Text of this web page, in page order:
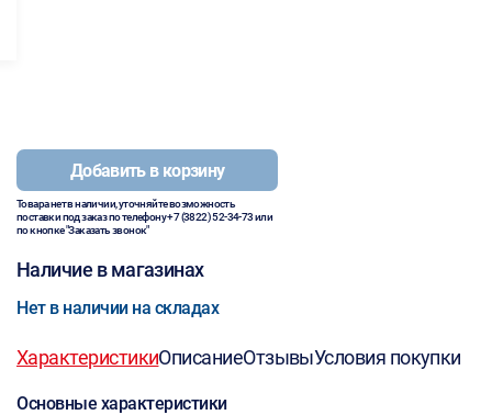
Добавить в корзину
Товара нет в наличии, уточняйте возможность
поставки под заказ по телефону+7 (3822) 52-34-73или
по кнопке "Заказать звонок"
Наличие в магазинах
Нет в наличии на складах
ХарактеристикиОписаниеОтзывыУсловия покупки
Основные характеристики